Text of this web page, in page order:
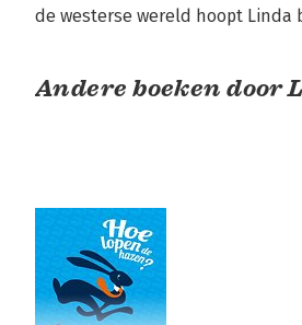
de westerse wereld hoopt Linda
Andere boeken door